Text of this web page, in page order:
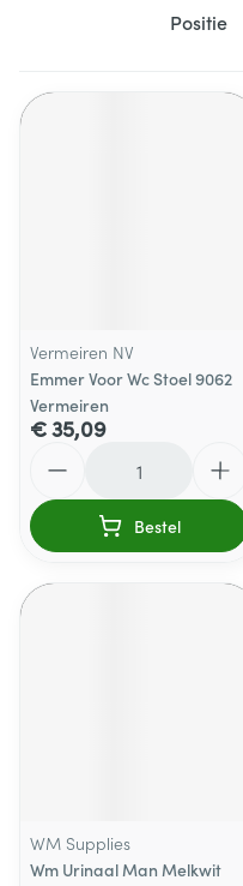
Sorteer op:
Vermeiren NV
Emmer Voor Wc Stoel 9062
Vermeiren
€ 35,09
Bestel
WM Supplies
Wm Urinaal Man Melkwit